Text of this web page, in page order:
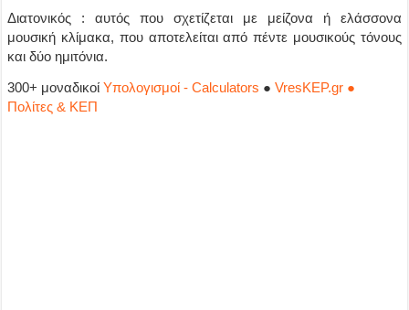
Διατονικός : αυτός που σχετίζεται με μείζονα ή ελάσσονα
μουσική κλίμακα, που αποτελείται από πέντε μουσικούς τόνους
και δύο ημιτόνια.
300+ μοναδικοίΥπολογισμοί - Calculators ●VresKEP.gr ●
Πολίτες & ΚΕΠ